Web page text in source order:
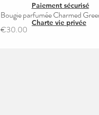
Bougie parfumée Charmed
Price
€30.00
Paiement sécurisé
Charte vie privée